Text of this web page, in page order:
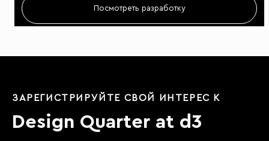
Посмотреть разработку
ЗАРЕГИСТРИРУЙТЕ СВОЙ ИНТЕРЕС К
Design Quarter at d3